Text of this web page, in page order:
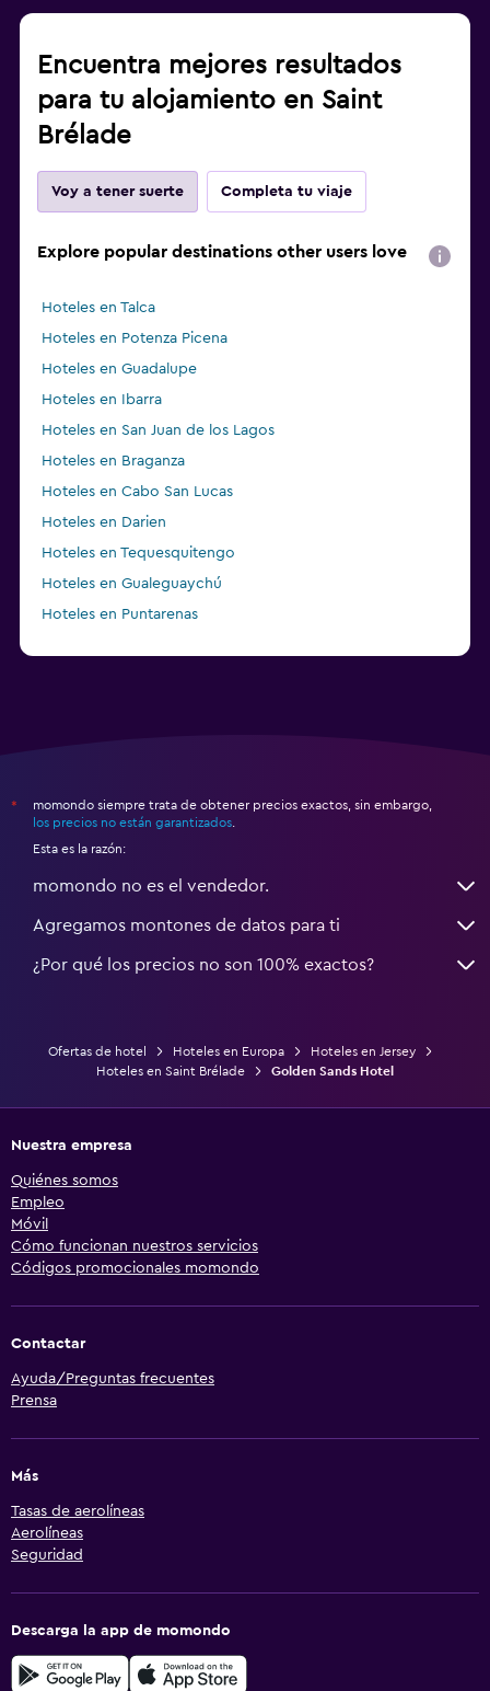
Encuentra mejores resultados
para tu alojamiento en Saint
Brélade
Voy a tener suerte Completa tu viaje
Explore popular destinations other users love
Hoteles en Talca
Hoteles en Potenza Picena
Hoteles en Guadalupe
Hoteles en Ibarra
Hoteles en San Juan de los Lagos
Hoteles en Braganza
Hoteles en Cabo San Lucas
Hoteles en Darien
Hoteles en Tequesquitengo
Hoteles en Gualeguaychú
Hoteles en Puntarenas
*
momondo siempre trata de obtener precios exactos, sin embargo,
los precios no están garantizados
Esta es la razón:
momondo no es el vendedor.
Agregamos montones de datos para ti
¿Por qué los precios no son 100% exactos?
Ofertas de hotel Hoteles en Europa
Hoteles en Jersey
Hoteles en Saint Brélade
Golden Sands Hotel
Nuestra empresa
Quiénes somos
Empleo
Móvil
Cómo funcionan nuestros servicios
Códigos promocionales momondo
Contactar
Ayuda/Preguntas frecuentes
Prensa
Más
Tasas de aerolíneas
Aerolíneas
Seguridad
Descarga la app de momondo